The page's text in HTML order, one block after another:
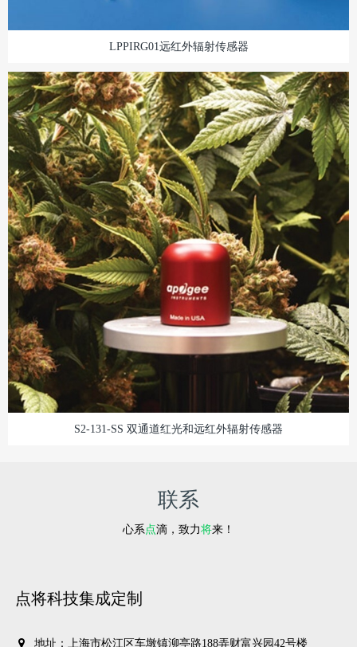
LPPIRG01远红外辐射传感器
S2-131-SS 双通道红光和远红外辐射传感器
联系
心系点滴，致力将来！
点将科技集成定制
地址：上海市松江区车墩镇泖亭路188弄财富兴园42号楼